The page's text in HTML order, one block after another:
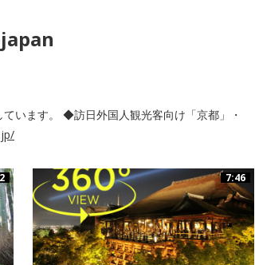
います。 ◆訪日外国人観光客向け「京都」・
7:46